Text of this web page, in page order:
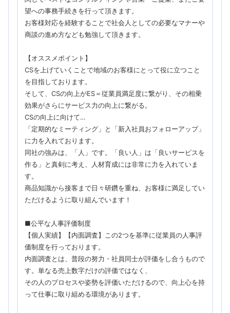
望への事務手続きを行って頂きます。
お客様対応を経験することで社会人としての必要なマナーや
商談の進め方なども勉強して頂きます。
【オススメポイント】
CSを上げていくことで地域のお客様にとって役に立つこと
を目指しております。
そして、CSの向上がES＝従業員満足度に繋がり、その相乗
効果がさらにサービス力の向上に繋がる。
CSの向上に向けて…
「定期的なミーティング」と「新入社員おフォローアップ」
に力を入れております。
同社の強みは、「人」です。「良い人」は「良いサービスを
作る」と真剣に考え、人材育成には非常に力を入れていま
す。
商品知識から接客まで日々研鑽を重ね、お客様に満足してい
ただけるように取り組んでいます！
■公平な人事評価制度
【個人実績】【内面調査】この2つを基準に従業員の人事評
価制度を行っております。
内面調査とは、普段の努力・社員同士が評価をし合うもので
す。単なる売上数字だけの評価ではなく、
その人のプロセスや姿勢を評価いただけるので、向上心を持
って仕事に取り組める環境があります。